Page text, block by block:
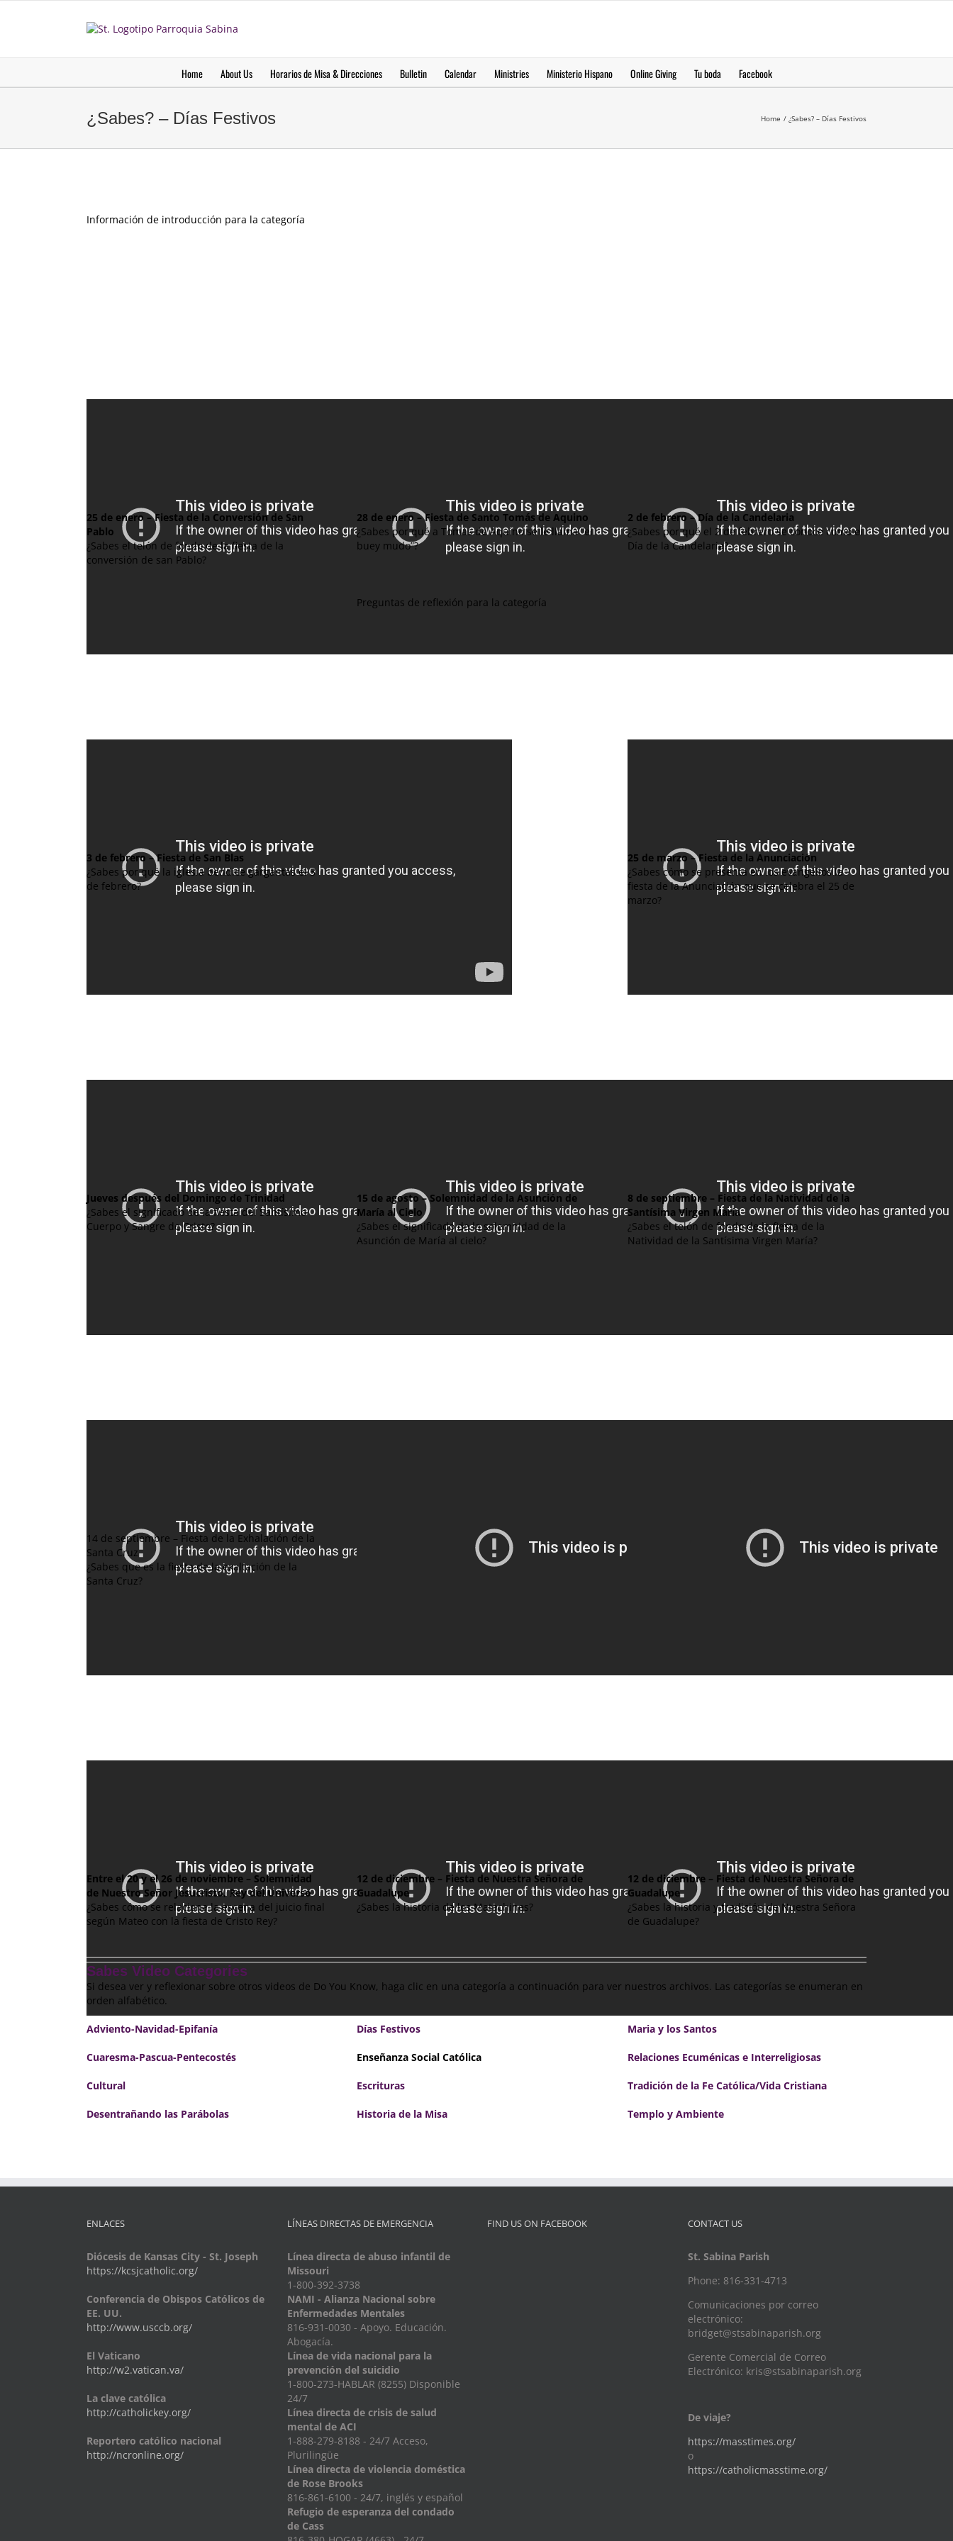
Home About Us Horarios de Misa & Direcciones Bulletin Calendar Ministries Ministerio Hispano Online Giving Tu boda Facebook
¿Sabes? – Días Festivos Home ¿Sabes? – Días Festivos
Información de introducción para la categoría
25 de enero – Fiesta de la Conversión de San
Pablo
¿Sabes el telón de fondo de la fiesta de la
conversión de san Pablo?
28 de enero – Fiesta de Santo Tomás de Aquino
¿Sabes por qué a Tomás de Aquino se le llama “el
buey mudo”?
2 de febrero – Día de la Candelaria
¿Sabes por qué el 2 de febrero se conoce como el
Día de la Candelaria?
3 de febrero – Fiesta de San Blas
¿Sabes por qué la iglesia bendice gargantas el 3
de febrero?
Preguntas de reflexión para la categoría
25 de marzo – Fiesta de la Anunciación
¿Sabes cómo se presenta en los evangelios la
fiesta de la Anunciación que se celebra el 25 de
marzo?
Jueves después del Domingo de Trinidad
¿Sabes el significado de la fiesta del Santísimo
Cuerpo y Sangre de Cristo?
15 de agosto – Solemnidad de la Asunción de
María al Cielo
¿Sabes el significado de la solemnidad de la
Asunción de María al cielo?
8 de septiembre – Fiesta de la Natividad de la
Santísima Virgen María
¿Sabes el telón de fondo de la fiesta de la
Natividad de la Santísima Virgen María?
14 de septiembre – Fiesta de la Exhalación de la
Santa Cruz
¿Sabes que es la fiesta de la exaltación de la
Santa Cruz?
31 de octubre – Víspera de Todos los Santos
¿Sabes el significado y la importancia de
de noviembre – Día de los Difuntos
¿Sabes por qué noviembre se llama el mes de los
Entre el 20 y el 26 de noviembre – Solemnidad
de Nuestro Señor Jesucristo, Rey del Universo
¿Sabes cómo se relaciona la escena del juicio final
según Mateo con la fiesta de Cristo Rey?
12 de diciembre – Fiesta de Nuestra Señora de
Guadalupe
¿Sabes la historia de los Matachines?
12 de diciembre – Fiesta de Nuestra Señora de
Guadalupe
¿Sabes la historia y tradición de Nuestra Señora
de Guadalupe?
Sabes Video Categories
Si desea ver y reflexionar sobre otros videos de Do You Know, haga clic en una categoría a continuación para ver nuestros archivos. Las categorías se enumeran en
orden alfabético.
Adviento-Navidad-Epifanía
Cuaresma-Pascua-Pentecostés
Cultural
Desentrañando las Parábolas
Días Festivos
Enseñanza Social Católica
Escrituras
Historia de la Misa
Maria y los Santos
Relaciones Ecuménicas e Interreligiosas
Tradición de la Fe Católica/Vida Cristiana
Templo y Ambiente
ENLACES
Diócesis de Kansas City - St. Joseph
https://kcsjcatholic.org/
Conferencia de Obispos Católicos de
EE. UU.
http://www.usccb.org/
El Vaticano
http://w2.vatican.va/
La clave católica
http://catholickey.org/
Reportero católico nacional
http://ncronline.org/
LÍNEAS DIRECTAS DE EMERGENCIA
Línea directa de abuso infantil de
Missouri
1-800-392-3738
NAMI - Alianza Nacional sobre
Enfermedades Mentales
816-931-0030 - Apoyo. Educación.
Abogacía.
Línea de vida nacional para la
prevención del suicidio
1-800-273-HABLAR (8255) Disponible
24/7
Línea directa de crisis de salud
mental de ACI
1-888-279-8188 - 24/7 Acceso,
Plurilingüe
Línea directa de violencia doméstica
de Rose Brooks
816-861-6100 - 24/7, inglés y español
Refugio de esperanza del condado
de Cass
FIND US ON FACEBOOK CONTACT US
St. Sabina Parish
Phone: 816-331-4713
Comunicaciones por correo
electrónico:
bridget@stsabinaparish.org
Gerente Comercial de Correo
Electrónico: kris@stsabinaparish.org
De viaje?
https://masstimes.org/
o
https://catholicmasstime.org/